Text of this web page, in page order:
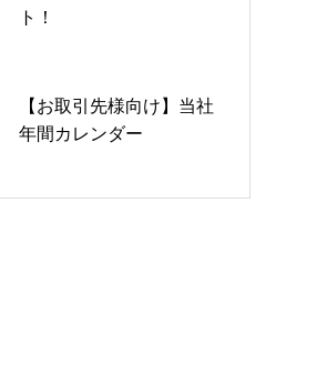
ト！
【お取引先様向け】当社
年間カレンダー
ートサイトをリニューア
インターンシップスター
ト！